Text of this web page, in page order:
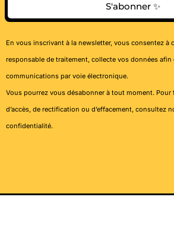
S'abonner ✨
En vous inscrivant à la newsletter, vous consentez à
responsable de traitement, collecte vos données afin
communications par voie électronique.
Vous pourrez vous désabonner à tout moment.
d’accès, de rectification ou d’effacement, consultez
confidentialité.